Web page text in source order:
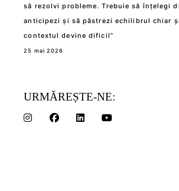
să rezolvi probleme. Trebuie să înțelegi
anticipezi și să păstrezi echilibrul chiar
contextul devine dificil”
25 mai 2026
URMĂREȘTE-NE: